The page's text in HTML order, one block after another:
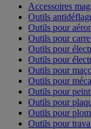
Accessoires
Outils
Outils pour
Outils pour
Outils pour
Outils pour
Outils pour
Outils pour
Outils pour
Outils pour
Outils pour
Outils pour